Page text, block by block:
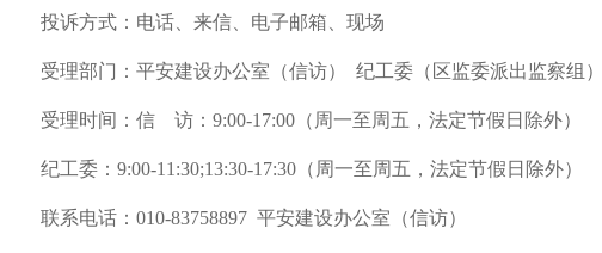
投诉方式：电话、来信、电子邮箱、现场
受理部门：平安建设办公室（信访） 纪工委（区监委派出监察组）
受理时间：信 访：9:00-17:00（周一至周五，法定节假日除外）
纪工委：9:00-11:30;13:30-17:30（周一至周五，法定节假日除外）
联系电话：010-83758897 平安建设办公室（信访）